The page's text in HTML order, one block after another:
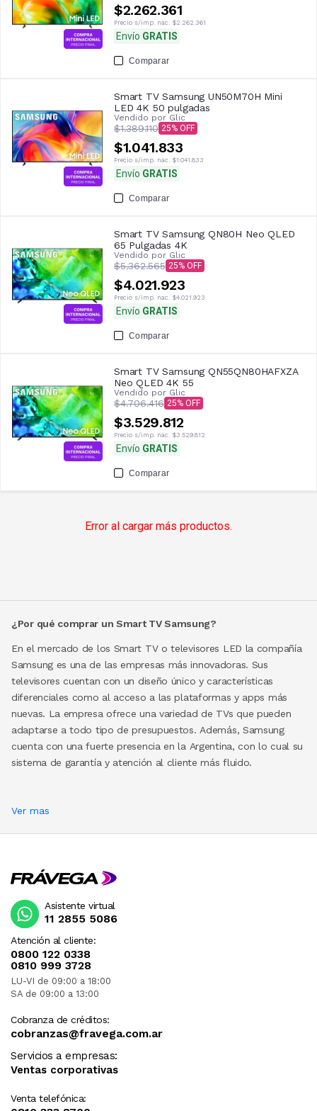
$2.262.361
Precio s/imp. nac. $2.262.361
Envío GRATIS
Comparar
Smart TV Samsung UN50M70H Mini
LED 4K 50 pulgadas
Vendido por Glic
$1.389.110 25
$1.041.833
Precio s/imp. nac. $1.041.833
Envío GRATIS
Comparar
Smart TV Samsung QN80H Neo QLED
65 Pulgadas 4K
Vendido por Glic
$5.362.565 25
$4.021.923
Precio s/imp. nac. $4.021.923
Envío GRATIS
Comparar
Smart TV Samsung QN55QN80HAFXZA
Neo QLED 4K 55
Vendido por Glic
$4.706.416 25
$3.529.812
Precio s/imp. nac. $3.529.812
Envío GRATIS
Comparar
Error al cargar más productos.
¿Por qué comprar un Smart TV Samsung?
En el mercado de los Smart TV o televisores LED la compañía
Samsung es una de las empresas más innovadoras. Sus
televisores cuentan con un diseño único y características
diferenciales como al acceso a las plataformas y apps más
nuevas. La empresa ofrece una variedad de TVs que pueden
adaptarse a todo tipo de presupuestos. Además, Samsung
cuenta con una fuerte presencia en la Argentina, con lo cual su
sistema de garantía y atención al cliente más fluido.
Ver mas
Atención al cliente:
0800 122 0338
0810 999 3728
LU-VI de 09:00 a 18:00
SA de 09:00 a 13:00
Cobranza de créditos:
cobranzas@fravega.com.ar
Servicios a empresas:
Ventas corporativas
Venta telefónica:
Asistente virtual
11 2855 5086